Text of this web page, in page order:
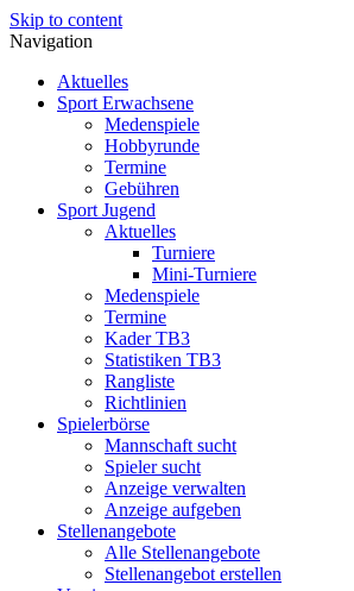
Skip to content
Navigation
Aktuelles
Sport Erwachsene
Medenspiele
Hobbyrunde
Termine
Gebühren
Sport Jugend
Aktuelles
Turniere
Mini-Turniere
Medenspiele
Termine
Kader TB3
Statistiken TB3
Rangliste
Richtlinien
Spielerbörse
Mannschaft sucht
Spieler sucht
Anzeige verwalten
Anzeige aufgeben
Stellenangebote
Alle Stellenangebote
Stellenangebot erstellen